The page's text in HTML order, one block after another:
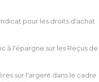
pour les droits d'achat
à l'épargne sur les Reçus de
sur l'argent dans le cadre